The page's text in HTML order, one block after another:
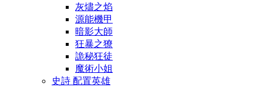
灰燼之焰
源能機甲
暗影大師
狂暴之獠
詭秘狂徒
魔術小姐
史詩 配置英雄